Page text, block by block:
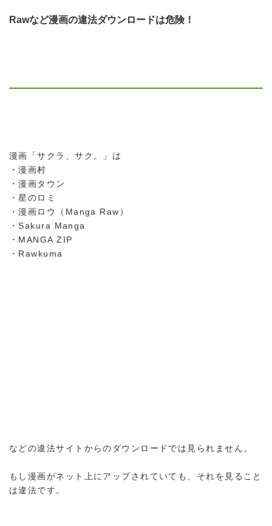
Rawなど漫画の違法ダウンロードは危険！
漫画「サクラ、サク。」は
・漫画村
・漫画タウン
・星のロミ
・漫画ロウ（Manga Raw）
・Sakura Manga
・MANGA ZIP
・Rawkuma
などの違法サイトからのダウンロードでは見られません。
もし漫画がネット上にアップされていても、それを見ること
は違法です。